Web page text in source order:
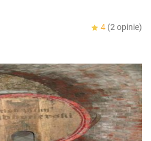
4 (2 opinie)